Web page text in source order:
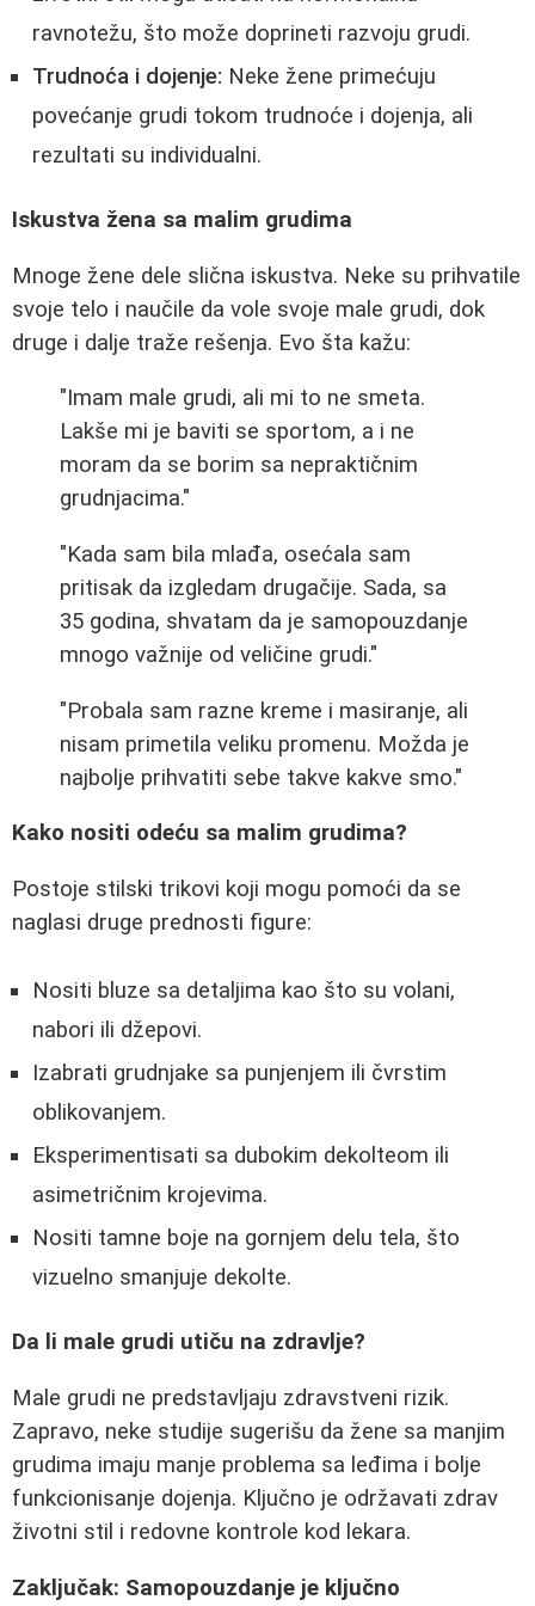
ravnotežu, što može doprineti razvoju grudi.
Trudnoća i dojenje: Neke žene primećuju
povećanje grudi tokom trudnoće i dojenja, ali
rezultati su individualni.
Iskustva žena sa malim grudima
Mnoge žene dele slična iskustva. Neke su prihvatile
svoje telo i naučile da vole svoje male grudi, dok
druge i dalje traže rešenja. Evo šta kažu:
"Imam male grudi, ali mi to ne smeta.
Lakše mi je baviti se sportom, a i ne
moram da se borim sa nepraktičnim
grudnjacima."
"Kada sam bila mlađa, osećala sam
pritisak da izgledam drugačije. Sada, sa
35 godina, shvatam da je samopouzdanje
mnogo važnije od veličine grudi."
"Probala sam razne kreme i masiranje, ali
nisam primetila veliku promenu. Možda je
najbolje prihvatiti sebe takve kakve smo."
Kako nositi odeću sa malim grudima?
Postoje stilski trikovi koji mogu pomoći da se
naglasi druge prednosti figure:
Nositi bluze sa detaljima kao što su volani,
nabori ili džepovi.
Izabrati grudnjake sa punjenjem ili čvrstim
oblikovanjem.
Eksperimentisati sa dubokim dekolteom ili
asimetričnim krojevima.
Nositi tamne boje na gornjem delu tela, što
vizuelno smanjuje dekolte.
Da li male grudi utiču na zdravlje?
Male grudi ne predstavljaju zdravstveni rizik.
Zapravo, neke studije sugerišu da žene sa manjim
grudima imaju manje problema sa leđima i bolje
funkcionisanje dojenja. Ključno je održavati zdrav
životni stil i redovne kontrole kod lekara.
Zaključak: Samopouzdanje je ključno